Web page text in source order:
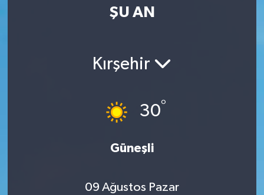
ŞU AN
Kırşehir
30°
Güneşli
09 Ağustos Pazar